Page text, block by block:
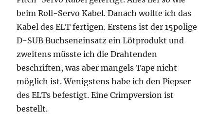
beim Roll-Servo Kabel. Danach wollte ich das
Kabel des ELT fertigen. Erstens ist der 15polige
D-SUB Buchseneinsatz ein Lötprodukt und
zweitens müsste ich die Drahtenden
beschriften, was aber mangels Tape nicht
möglich ist. Wenigstens habe ich den Piepser
des ELTs befestigt. Eine Crimpversion ist
bestellt.